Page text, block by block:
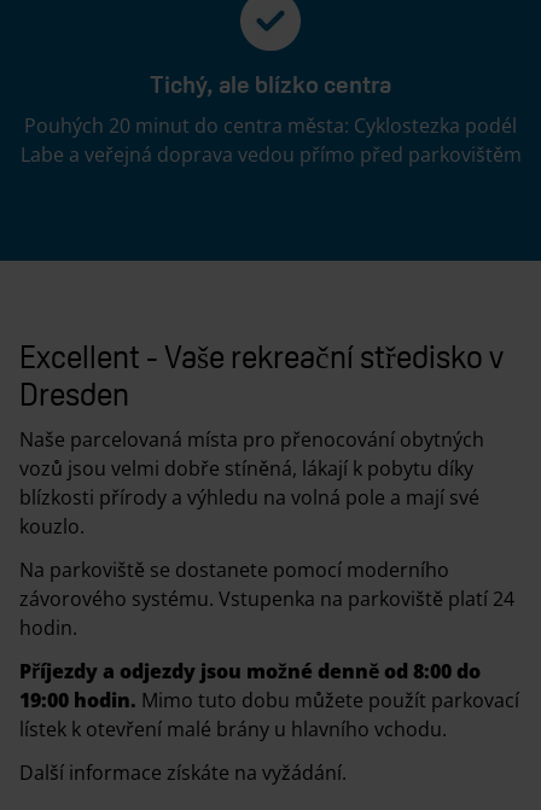
Tichý, ale blízko centra
Pouhých 20 minut do centra města: Cyklostezka podél
Labe a veřejná doprava vedou přímo před parkovištěm
Excellent - Vaše rekreační středisko v
Dresden
Naše parcelovaná místa pro přenocování obytných
vozů jsou velmi dobře stíněná, lákají k pobytu díky
blízkosti přírody a výhledu na volná pole a mají své
kouzlo.
Na parkoviště se dostanete pomocí moderního
závorového systému. Vstupenka na parkoviště platí 24
hodin.
Příjezdy a odjezdy jsou možné denně od 8:00 do
19:00 hodin. Mimo tuto dobu můžete použít parkovací
lístek k otevření malé brány u hlavního vchodu.
Další informace získáte na vyžádání.